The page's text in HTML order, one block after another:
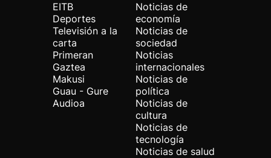
EITB
Deportes
Televisión a la
carta
Primeran
Gaztea
Makusi
Guau - Gure
Audioa
Noticias de
economía
Noticias de
sociedad
Noticias
internacionales
Noticias de
política
Noticias de
cultura
Noticias de
tecnología
Noticias de salud